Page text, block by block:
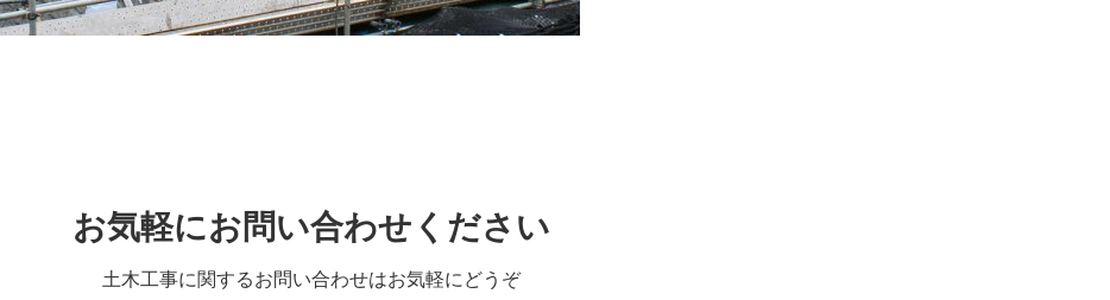
お気軽にお問い合わせください
土木工事に関するお問い合わせはお気軽にどうぞ